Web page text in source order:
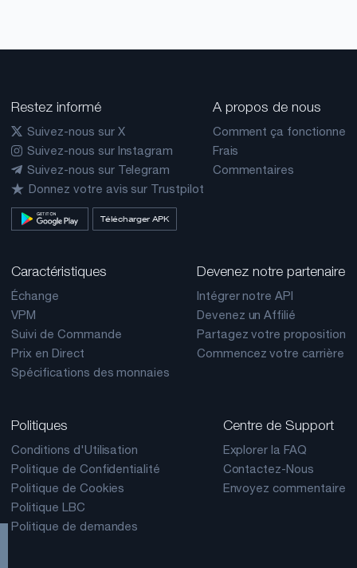
Restez informé
Suivez-nous sur X
Suivez-nous sur Instagram
Suivez-nous sur Telegram
Donnez votre avis sur Trustpilot
Télécharger APK
A propos de nous
Comment ça fonctionne
Frais
Commentaires
Caractéristiques
Échange
VPM
Suivi de Commande
Prix en Direct
Spécifications des monnaies
Devenez notre partenaire
Intégrer notre API
Devenez un Affilié
Partagez votre proposition
Commencez votre carrière
Politiques
Conditions d'Utilisation
Politique de Confidentialité
Politique de Cookies
Politique LBC
Politique de demandes
Centre de Support
Explorer la FAQ
Contactez-Nous
Envoyez commentaire